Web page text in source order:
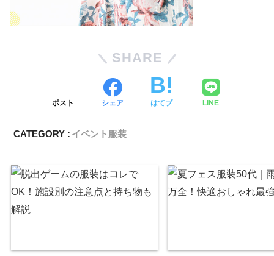
SHARE
ポスト シェア はてブ LINE
CATEGORY : イベント服装